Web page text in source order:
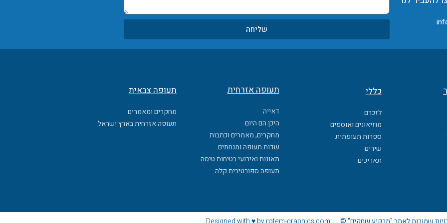
שליחה
כללי
לזכרם
מוזיאונים ואוספים
ספרות תעופתית
שירים
תאריכים
תעופה אזרחית
דאייה
היכן הם היום
מחקרים, מאמרים וכתבות
שדות תעופה ומנחתים
תאונות ואירועי בטיחות טיסה
תעופה ספורטיבית קלה
תעופה צבאית
מחקרים ומאמרים
תעופה אזרחית בארץ ישראל